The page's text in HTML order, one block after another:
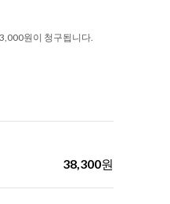
원이 청구됩니다.
38,300원